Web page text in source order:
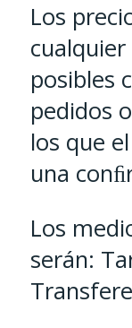
Los
posibles
pedidos
los que
una
Los
serán: